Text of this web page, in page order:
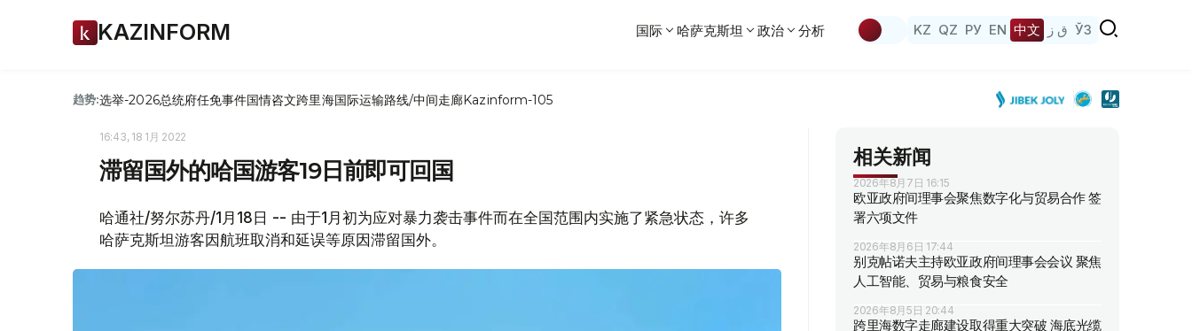
KAZINFORM 国际 哈萨克斯坦 政治 分析 KZ QZ РУ EN 中文 ق ز ЎЗ
趋势:选举-2026总统府任免事件国情咨文跨里海国际运输路线/中间走廊Kazinform-105
16:43, 18 1月 2022
滞留国外的哈国游客19日前即可回国
哈通社/努尔苏丹/1月18日 -- 由于1月初为应对暴力袭击事件而在全国范围内实施了紧急状态，许多
哈萨克斯坦游客因航班取消和延误等原因滞留国外。
相关新闻
2026年8月7日 16:15
欧亚政府间理事会聚焦数字化与贸易合作 签
署六项文件
2026年8月6日 17:44
别克帖诺夫主持欧亚政府间理事会会议 聚焦
人工智能、贸易与粮食安全
2026年8月5日 20:44
跨里海数字走廊建设取得重大突破 海底光缆